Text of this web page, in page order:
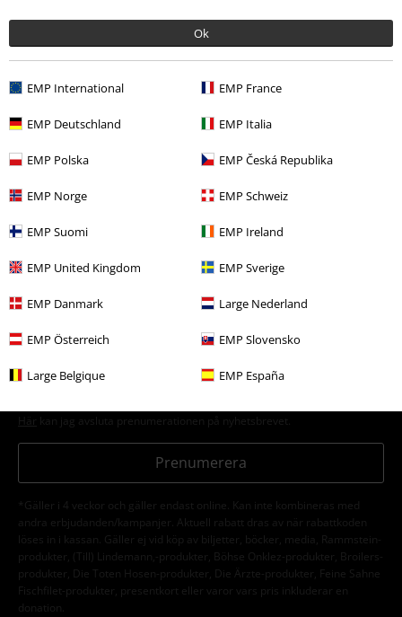
Ok
EMP International EMP France
EMP Deutschland EMP Italia
EMP Polska EMP Česká Republika
EMP Norge EMP Schweiz
EMP Suomi EMP Ireland
EMP United Kingdom EMP Sverige
EMP Danmark Large Nederland
EMP Österreich EMP Slovensko
Large Belgique EMP España
Bandmerch Media CD
Rea % Media CDs
15% rabatt när du registrerar dig för vårt
personuppgifter och regelbundet skicka mig nyhetsbrev och information
behandlas enligt deras
Datasekretesspolicy. Jag kan återkalla mitt
samtycke när som helst genom att klicka på länken för att avsluta
Här kan jag avsluta prenumerationen på nyhetsbrevet.
Prenumerera
*Gäller i 4 veckor och gäller endast online. Kan inte kombineras med
andra erbjudanden/kampanjer. Aktuell rabatt dras av när rabattkoden
löses in i kassan. Gäller ej vid köp av biljetter, böcker, media, Rammstein-
produkter, (Till) Lindemann,-produkter, Böhse Onklez-produkter, Broilers-
produkter, Die Toten Hosen-produkter, Die Ärzte-produkter, Feine Sahne
Fischfilet-produkter, presentkort eller varor vars pris inkluderar en
donation.